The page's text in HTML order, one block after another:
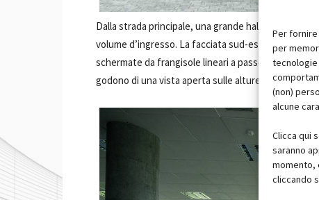
Per
per
tecnologie
(non)
alcune
Clicca qui
saranno
momento,
cliccando
Dalla strada principale, una grande hall accoglie i
volume d’ingresso. La facciata sud-est, invece,
schermate da frangisole lineari a passo variabile.
godono di una vista aperta sulle alture circostanti e